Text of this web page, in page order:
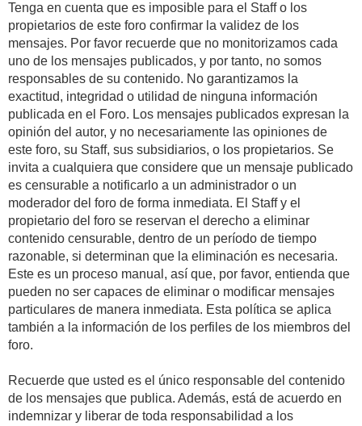
Tenga en cuenta que es imposible para el Staff o los
propietarios de este foro confirmar la validez de los
mensajes. Por favor recuerde que no monitorizamos cada
uno de los mensajes publicados, y por tanto, no somos
responsables de su contenido. No garantizamos la
exactitud, integridad o utilidad de ninguna información
publicada en el Foro. Los mensajes publicados expresan la
opinión del autor, y no necesariamente las opiniones de
este foro, su Staff, sus subsidiarios, o los propietarios. Se
invita a cualquiera que considere que un mensaje publicado
es censurable a notificarlo a un administrador o un
moderador del foro de forma inmediata. El Staff y el
propietario del foro se reservan el derecho a eliminar
contenido censurable, dentro de un período de tiempo
razonable, si determinan que la eliminación es necesaria.
Este es un proceso manual, así que, por favor, entienda que
pueden no ser capaces de eliminar o modificar mensajes
particulares de manera inmediata. Esta política se aplica
también a la información de los perfiles de los miembros del
foro.
Recuerde que usted es el único responsable del contenido
de los mensajes que publica. Además, está de acuerdo en
indemnizar y liberar de toda responsabilidad a los